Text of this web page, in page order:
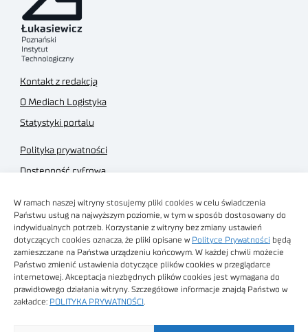
W ramach naszej witryny stosujemy pliki cookies w celu świadczenia
Państwu usług na najwyższym poziomie, w tym w sposób dostosowany do
indywidualnych potrzeb. Korzystanie z witryny bez zmiany ustawień
dotyczących cookies oznacza, że pliki opisane w Polityce Prywatności będą
zamieszczane na Państwa urządzeniu końcowym. W każdej chwili możecie
Państwo zmienić ustawienia dotyczące plików cookies w przeglądarce
internetowej. Akceptacja niezbędnych plików cookies jest wymagana do
prawidłowego działania witryny. Szczegółowe informacje znajdą Państwo w
zakładce: POLITYKA PRYWATNOŚCI
Kontakt z redakcją
O Mediach Logistyka
Statystyki portalu
Polityka prywatności
Dostępność cyfrowa
Regulamin sklepu
Obrazy stockowe
autorstwa